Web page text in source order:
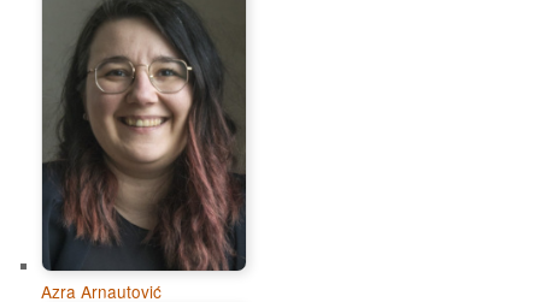
Azra Arnautović